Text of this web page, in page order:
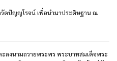
ดปัญญโรจน์ เพื่อนำมาประดิษฐาน ณ
ลงนามถวายพระพร พระบาทสมเด็จพระ